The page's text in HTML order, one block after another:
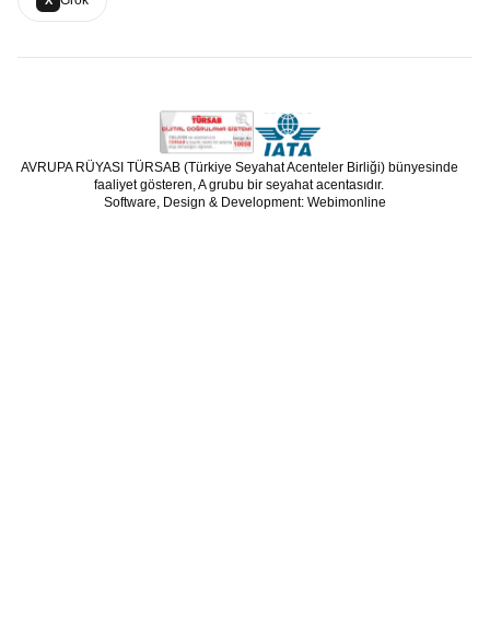
AVRUPA RÜYASI TÜRSAB (Türkiye Seyahat Acenteler Birliği) bünyesinde
faaliyet gösteren, A grubu bir seyahat acentasıdır.
Software, Design & Development: Webimonline